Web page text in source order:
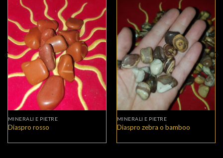
MINERALI E PIETRE
Diaspro rosso
MINERALI E PIETRE
Diaspro zebra o bamboo